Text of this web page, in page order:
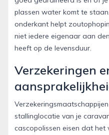
plassen water komt te
onderkant helpt
niet iedere eigenaar aan
heeft op de levensduur.
Verzekeringen
stallinglocatie van je
cascopolissen eisen dat het